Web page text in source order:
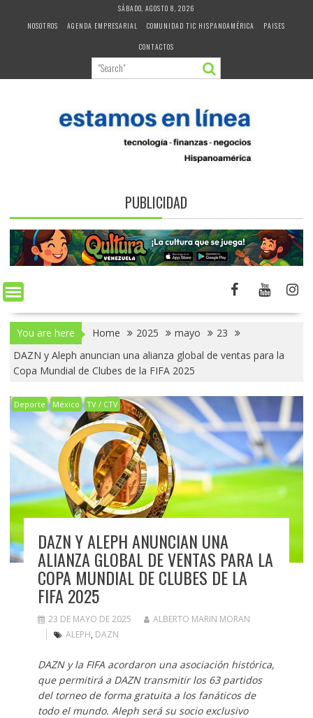
SÁBADO, AGOSTO 8, 2026
NOSOTROS
AGENDA EMPRESARIAL COMUNIDAD TIC HISPANOAMÉRICA
PAISES
CONTACTOS
PUBLICIDAD
You are here Home 2025 mayo
23
DAZN y Aleph anuncian una alianza global de ventas para la
Copa Mundial de Clubes de la FIFA 2025
Deporte México TV / CTV
DAZN Y ALEPH ANUNCIAN UNA
ALIANZA GLOBAL DE VENTAS PARA LA
COPA MUNDIAL DE CLUBES DE LA
FIFA 2025
23 DE MAYO DE 2025
ALBERTO MARIN MORAN
ALEPH, DAZN
DAZN y la FIFA acordaron una asociación histórica,
que permitirá a DAZN transmitir los 63 partidos
del torneo de forma gratuita a los fanáticos de
todo el mundo. Aleph será su socio exclusivo